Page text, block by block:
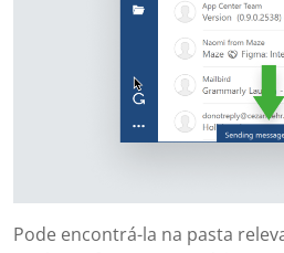
Pode encontrá-la na pasta